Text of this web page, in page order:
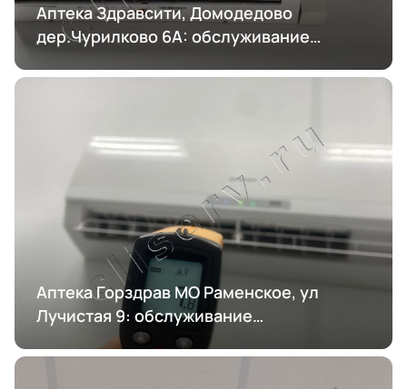
Аптека Здравсити, Домодедово
дер.Чурилково 6А: обслуживание
Аптека Горздрав МО Раменское, ул
Лучистая 9: обслуживание
кондиционирования